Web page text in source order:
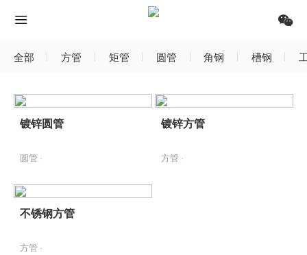
全部 方管 矩管 圆管 角钢 槽钢
镀锌圆管
圆管 ·
镀锌方管
方管 ·
不锈钢方管
方管 ·